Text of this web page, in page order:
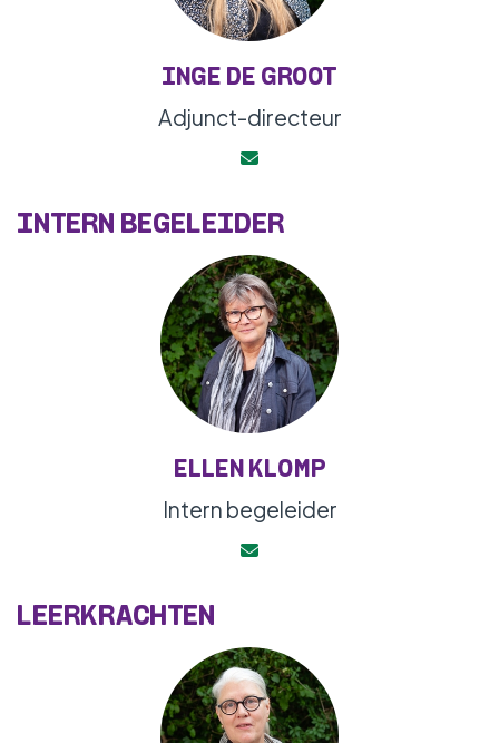
INGE DE GROOT
Adjunct-directeur
INTERN BEGELEIDER
ELLEN KLOMP
Intern begeleider
LEERKRACHTEN